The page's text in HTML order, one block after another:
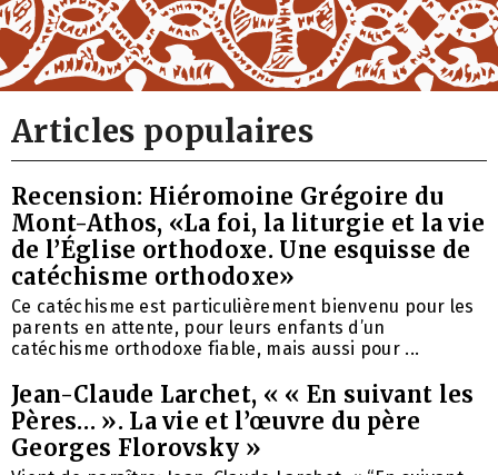
Articles populaires
Recension: Hiéromoine Grégoire du
Mont-Athos, «La foi, la liturgie et la vie
de l’Église orthodoxe. Une esquisse de
catéchisme orthodoxe»
Ce catéchisme est particulièrement bienvenu pour les
parents en attente, pour leurs enfants d’un
catéchisme orthodoxe fiable, mais aussi pour ...
Jean-Claude Larchet, « « En suivant les
Pères… ». La vie et l’œuvre du père
Georges Florovsky »